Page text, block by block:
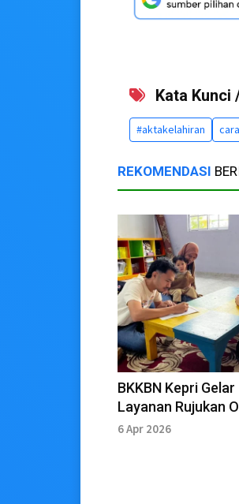
Kata Kunci
#aktakelahiran
REKOMENDASI
BKKBN Kepri Gelar
Layanan Rujukan
Tua dan Anak
6 Apr 2026